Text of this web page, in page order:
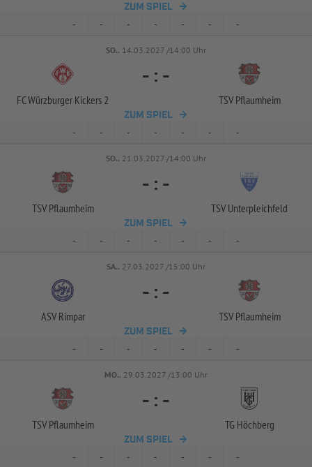
ZUM SPIEL
- - - - - - -
SO.. 14.03.2027 /14:00 Uhr
FC Würzburger Kickers 2
- : -
TSV Pflaumheim
ZUM SPIEL
- - - - - - -
SO.. 21.03.2027 /14:00 Uhr
TSV Pflaumheim
- : -
TSV Unterpleichfeld
ZUM SPIEL
- - - - - - -
SA.. 27.03.2027 /15:00 Uhr
ASV Rimpar
- : -
TSV Pflaumheim
ZUM SPIEL
- - - - - - -
MO.. 29.03.2027 /13:00 Uhr
TSV Pflaumheim
- : -
TG Höchberg
ZUM SPIEL
- - - - - - -